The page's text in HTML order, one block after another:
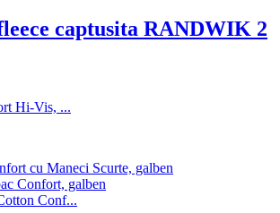
captusita RANDWIK 2
Hi-Vis, ...
Conf...